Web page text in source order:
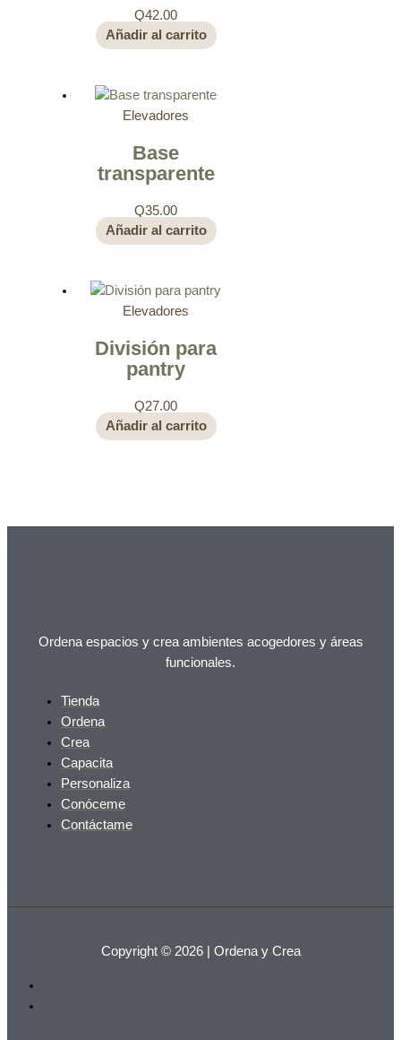
Q42.00
Añadir al carrito
Elevadores
Base
transparente
Q35.00
Añadir al carrito
Elevadores
División para
pantry
Q27.00
Añadir al carrito
Ordena espacios y crea ambientes acogedores y áreas
funcionales.
Tienda
Ordena
Crea
Capacita
Personaliza
Conóceme
Contáctame
Copyright © 2026 | Ordena y Crea